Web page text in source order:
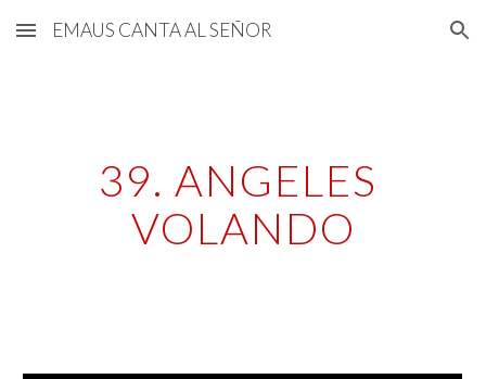
Skip to main content Skip to navigation
EMAUS CANTA AL SEÑOR
39. ANGELES
VOLANDO